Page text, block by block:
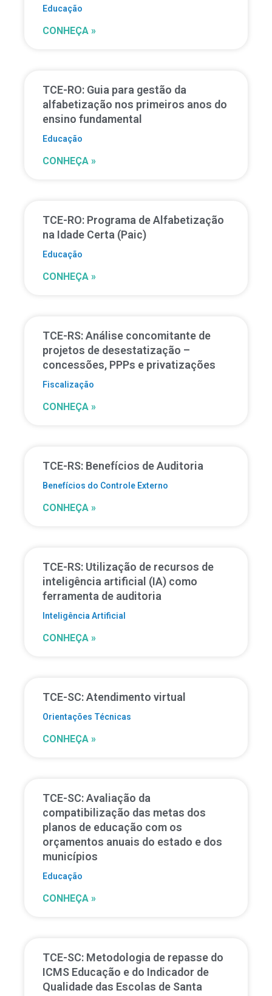
Educação
CONHEÇA »
TCE-RO: Guia para gestão da
alfabetização nos primeiros anos do
ensino fundamental
Educação
CONHEÇA »
TCE-RO: Programa de Alfabetização
na Idade Certa (Paic)
Educação
CONHEÇA »
TCE-RS: Análise concomitante de
projetos de desestatização –
concessões, PPPs e privatizações
Fiscalização
CONHEÇA »
TCE-RS: Benefícios de Auditoria
Benefícios do Controle Externo
CONHEÇA »
TCE-RS: Utilização de recursos de
inteligência artificial (IA) como
ferramenta de auditoria
Inteligência Artificial
CONHEÇA »
TCE-SC: Atendimento virtual
Orientações Técnicas
CONHEÇA »
TCE-SC: Avaliação da
compatibilização das metas dos
planos de educação com os
orçamentos anuais do estado e dos
municípios
Educação
CONHEÇA »
TCE-SC: Metodologia de repasse do
ICMS Educação e do Indicador de
Qualidade das Escolas de Santa